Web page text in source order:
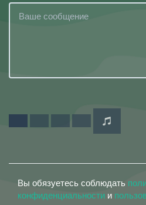
Вы обязуетесь соблюдать
конфиденциальности и